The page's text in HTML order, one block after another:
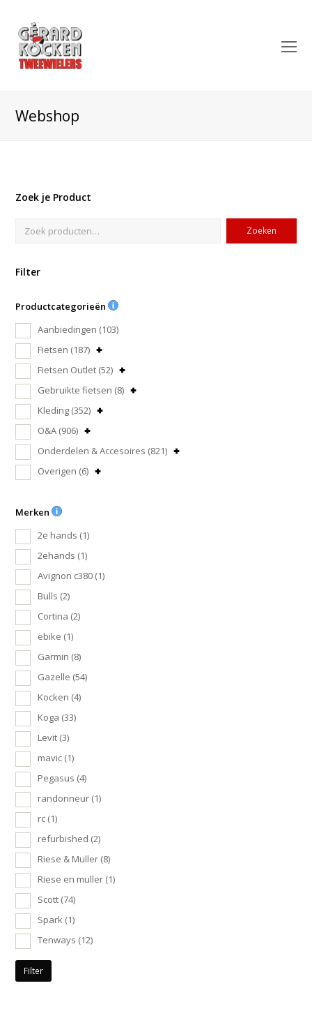
Webshop
Zoek je Product
Zoeken
Filter
Productcategorieën
Aanbiedingen (103)
Fietsen (187)
Fietsen Outlet (52)
Gebruikte fietsen (8)
Kleding (352)
O&A (906)
Onderdelen & Accesoires (821)
Overigen (6)
Merken
2e hands (1)
2ehands (1)
Avignon c380 (1)
Bulls (2)
Cortina (2)
ebike (1)
Garmin (8)
Gazelle (54)
Kocken (4)
Koga (33)
Levit (3)
mavic (1)
Pegasus (4)
randonneur (1)
rc (1)
refurbished (2)
Riese & Muller (8)
Riese en muller (1)
Scott (74)
Spark (1)
Tenways (12)
Filter